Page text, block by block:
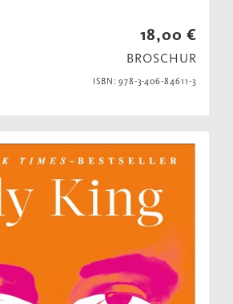
18,00 €
BROSCHUR
ISBN: 978-3-406-84611-3